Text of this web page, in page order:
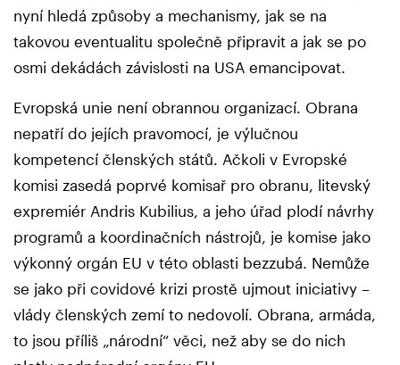
nyní hledá způsoby a mechanismy, jak se na
takovou eventualitu společně připravit a jak se po
osmi dekádách závislosti na USA emancipovat.
Evropská unie není obrannou organizací. Obrana
nepatří do jejích pravomocí, je výlučnou
kompetencí členských států. Ačkoli v Evropské
komisi zasedá poprvé komisař pro obranu, litevský
expremiér Andris Kubilius, a jeho úřad plodí návrhy
programů a koordinačních nástrojů, je komise jako
výkonný orgán EU v této oblasti bezzubá. Nemůže
se jako při covidové krizi prostě ujmout iniciativy –
vlády členských zemí to nedovolí. Obrana, armáda,
to jsou příliš „národní“ věci, než aby se do nich